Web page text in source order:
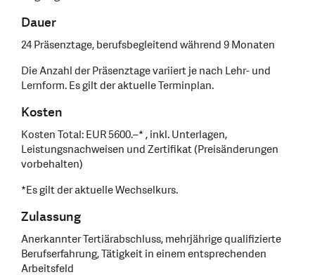
Dauer
24 Präsenztage, berufsbegleitend während 9 Monaten
Die Anzahl der Präsenztage variiert je nach Lehr- und
Lernform. Es gilt der aktuelle Terminplan.
Kosten
Kosten Total: EUR 5600.–* , inkl. Unterlagen,
Leistungsnachweisen und Zertifikat (Preisänderungen
vorbehalten)
*Es gilt der aktuelle Wechselkurs.
Zulassung
Anerkannter Tertiärabschluss, mehrjährige qualifizierte
Berufserfahrung, Tätigkeit in einem entsprechenden
Arbeitsfeld